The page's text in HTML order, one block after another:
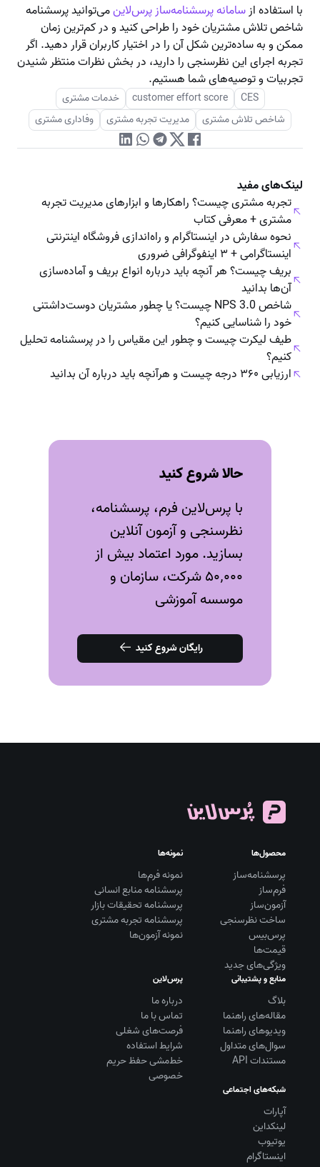
با استفاده ازسامانه پرسشنامه‌ساز پرس‌لاینمی‌توانید پرسشنامه
شاخص تلاش مشتریان خود را طراحی کنید و در کم‌ترین زمان
ممکن و به ساده‌ترین شکل آن را در اختیار کاربران قرار دهید. اگر
تجربه اجرای این نظرسنجی را دارید، در بخش نظرات منتظر شنیدن
تجربیات و توصیه‌های شما هستیم.
CES
customer effort score
خدمات مشتری
شاخص تلاش مشتری
مدیریت تجربه مشتری وفاداری مشتری
لینک‌های مفید
تجربه مشتری چیست؟ راهکارها و ابزارهای مدیریت تجربه
مشتری + معرفی کتاب
نحوه سفارش در اینستاگرام و راه‌اندازی فروشگاه اینترنتی
اینستاگرامی + ۳ اینفوگرافی ضروری
بریف چیست؟ هر آنچه باید درباره انواع بریف و آماده‌سازی
آن‌ها بدانید
شاخص NPS 3.0 چیست؟ یا چطور مشتریان دوست‌داشتنی
خود را شناسایی کنیم؟
طیف لیکرت چیست و چطور این مقیاس را در پرسشنامه تحلیل
کنیم؟
ارزیابی ۳۶۰ درجه چیست و هرآنچه باید درباره‌ آن بدانید
حالا شروع کنید
با پرس‌لاین فرم، پرسشنامه،
نظرسنجی و آزمون‌ آنلاین
بسازید. مورد اعتماد بیش از
۵۰٬۰۰۰ شرکت، سازمان و
موسسه آموزشی
رایگان شروع کنید
محصول‌ها
پرسشنامه‌ساز
فرم‌ساز
آزمون‌ساز
ساخت نظرسنجی
پرس‌بیس
قیمت‌ها
ویژگی‌های جدید
نمونه‌ها
نمونه فرم‌ها
پرسشنامه منابع انسانی
پرسشنامه تحقیقات بازار
پرسشنامه تجربه مشتری
نمونه آزمون‌ها
منابع و پشتیبانی
بلاگ
مقاله‌های راهنما
ویديوهای راهنما
سوال‌های متداول
مستندات API
پرس‌لاین
درباره ما
تماس با ما
فرصت‌های شغلی
شرایط استفاده
خط‌مشی حفظ حریم
خصوصی
شبکه‌های اجتماعی
آپارات
لینکداین
یوتیوب
اینستاگرام